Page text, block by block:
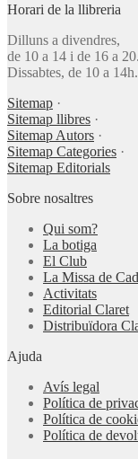
Horari de la llibreria
Dilluns a divendres,
de 10 a 14 i de 16 a 20.
Dissabtes, de 10 a 14h.
Sitemap ·
Sitemap llibres ·
Sitemap Autors ·
Sitemap Categories ·
Sitemap Editorials
Sobre nosaltres
Qui som?
La botiga
El Club
La Missa de
Activitats
Editorial Claret
Distribuïdora
Ajuda
Avís legal
Política de
Política de
Política de